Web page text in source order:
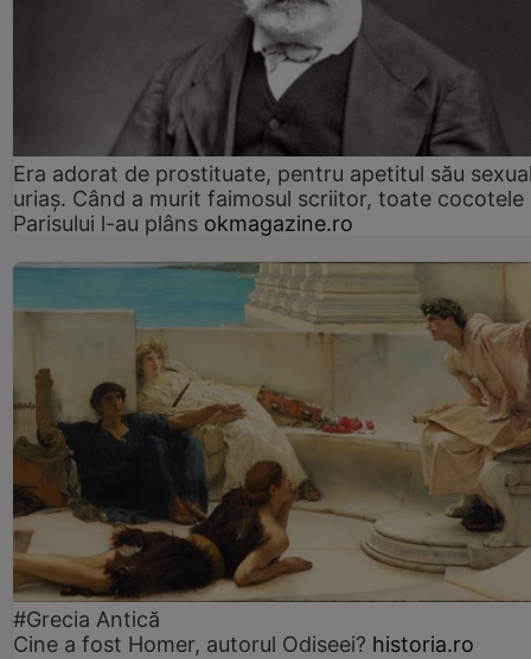
Era adorat de prostituate, pentru apetitul său
uriaș. Când a murit faimosul scriitor, toate cocotele
Parisului l-au plâns okmagazine.ro
#Grecia Antică
Cine a fost Homer, autorul Odiseei? historia.ro